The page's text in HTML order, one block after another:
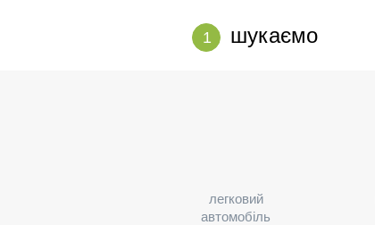
шукаємо
1
легковий
автомобіль